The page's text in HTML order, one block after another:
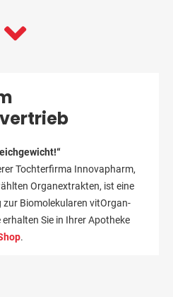
Tochterfirma Innovapharm,
Organextrakten, ist eine
zur Biomolekularen vitOrgan-
Sie in Ihrer Apotheke
.